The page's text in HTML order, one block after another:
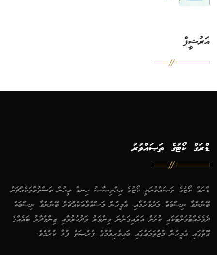
އަރުޝީފް
ޑްރަގް ކޯޓުގެ ތަޞައްވުރު
ޑްރަގް ކޯޓުގެ ތަޞައްވުރަކީ ކޯޓުގެ އިޚްތިޞާޞު ހިނގާ މީހުން މަސްތުވާތަކެއްޗަށް
ބޭނުންވާ ނިސްބަތް މަދުކުރުމާއި، އެމީހުން މަސްތުވާތަކެއްޗަށް ބޭނުންވާ ނިސްބަތް
ދެމެހެއްޓުމަށްޓަކައި ކުށަށް އަރައިގަންނަ މިންވަރު މަދުކުރުމާއި ޒިންމާދާރު ބައެއްގެ
ގޮތުގައި އެމީހުން މުޖުތަމަޢުގައި ބައިވެރިވުމުގެ ފުރުޞަތު ފުޅާ ކުރުމެވެ.